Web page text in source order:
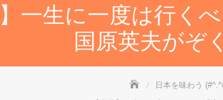
】一生に一度は行く
国原英夫がぞ
日本を味わう